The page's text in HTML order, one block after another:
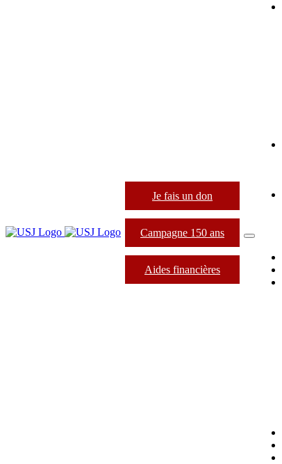
Je fais un don
Campagne 150 ans
Aides financières